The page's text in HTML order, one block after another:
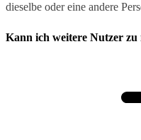
dieselbe oder eine andere
Kann ich weitere Nutzer